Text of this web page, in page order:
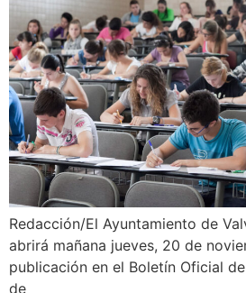
Redacción/El Ayuntamiento de
abrirá mañana jueves, 20 de
publicación en el Boletín Oficial
de